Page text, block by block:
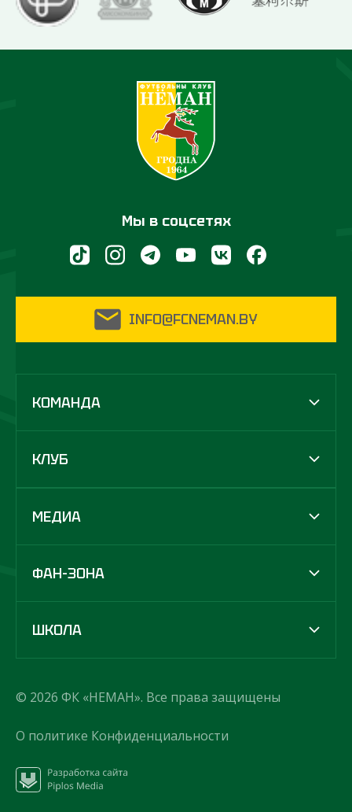
Мы в соцсетях
INFO@FCNEMAN.BY
КОМАНДА
КЛУБ
МЕДИА
ФАН-ЗОНА
ШКОЛА
© 2026 ФК «НЕМАН». Все права защищены
О политике Конфиденциальности